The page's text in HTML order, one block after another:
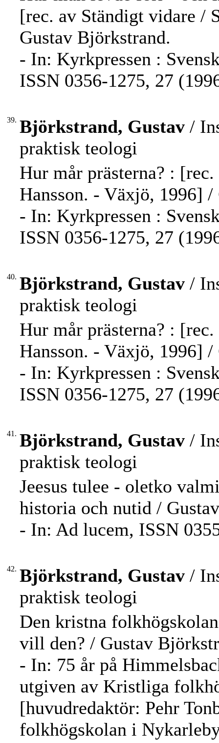
[rec. av Ständigt vidare /
Gustav Björkstrand.
- In: Kyrkpressen :
ISSN 0356-1275, 27
39. Björkstrand, Gustav /
praktisk teologi
Hur mår prästerna? :
Hansson. - Växjö, 1996]
- In: Kyrkpressen :
ISSN 0356-1275, 27
40. Björkstrand, Gustav /
praktisk teologi
Hur mår prästerna? :
Hansson. - Växjö, 1996]
- In: Kyrkpressen :
ISSN 0356-1275, 27
41. Björkstrand, Gustav /
praktisk teologi
Jeesus tulee - oletko
historia och nutid /
- In: Ad lucem, ISSN
42. Björkstrand, Gustav /
praktisk teologi
Den kristna
vill den? / Gustav
- In: 75 år på
utgiven av Kristliga
[huvudredaktör: Pehr
folkhögskolan i